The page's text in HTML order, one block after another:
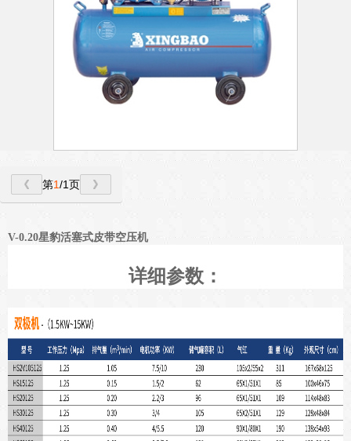
第1/1页
V-0.20星豹活塞式皮带空压机
详细参数：